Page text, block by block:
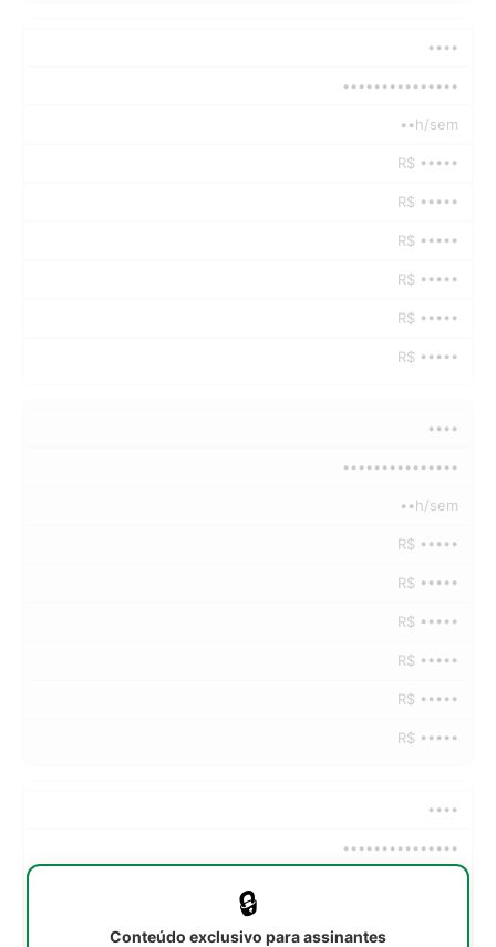
••••
•••••••••••••••
••h/sem
R$ •••••
R$ •••••
R$ •••••
R$ •••••
R$ •••••
R$ •••••
••••
•••••••••••••••
••h/sem
R$ •••••
R$ •••••
R$ •••••
R$ •••••
R$ •••••
R$ •••••
••••
•••••••••••••••
🔒
Conteúdo exclusivo para assinantes